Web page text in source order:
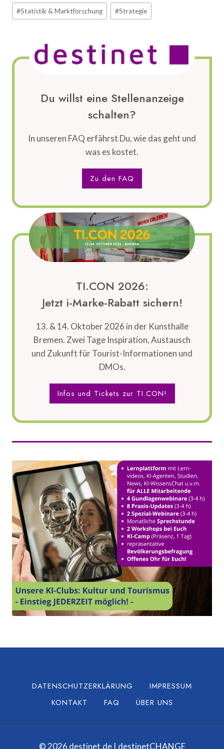
Schlagworte:
#Statistik & Marktforschung #Strategie
Du willst eine Stellenanzeige
schalten?
In unseren FAQ erfährst Du, wie das geht und
was es kostet.
Zu den FAQ
TI.CON 2026:
Jetzt i-Marke-Rabatt sichern!
13. & 14. Oktober 2026 in der Kunsthalle
Bremen. Zwei Tage Inspiration, Austausch
und Zukunft für Tourist-Informationen und
DMOs.
Infos und Tickets zur TI.CON!
DATENSCHUTZERKLÄRUNG
IMPRESSUM
KONTAKT
FAQ ÜBER UNS
© 2026 destinet.de | destinetCHANGE